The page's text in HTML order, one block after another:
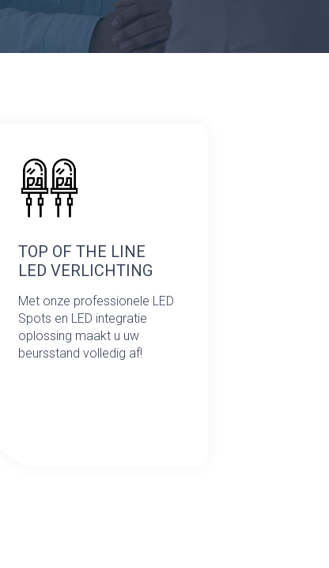
TOP OF THE LINE
LED VERLICHTING
Met onze professionele LED
Spots en LED integratie
oplossing maakt u uw
beursstand volledig af!